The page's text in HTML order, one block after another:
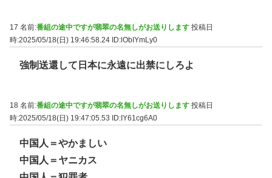
17 名前:番組の途中ですが翡翠の名無しがお送りします 投稿日
時:2025/05/18(日) 19:46:58.24 ID:lObIYmLy0
強制送還して日本に永遠に出禁にしろよ
18 名前:番組の途中ですが翡翠の名無しがお送りします 投稿日
時:2025/05/18(日) 19:47:05.53 ID:IY61cg6A0
中国人＝やかましい
中国人＝ヤニカス